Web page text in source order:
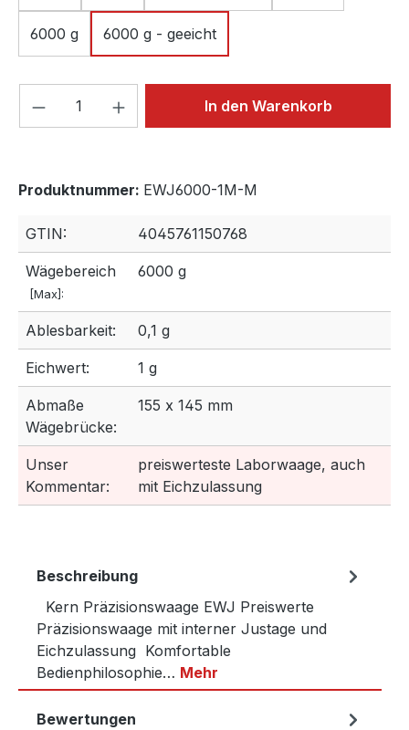
6000 g 6000 g - geeicht
Produkt Anzahl: Gib denIn den Warenkorb
Produktnummer: EWJ6000-1M-M
GTIN: 4045761150768
Wägebereich
[Max]:
6000 g
Ablesbarkeit: 0,1 g
Eichwert: 1 g
Abmaße
Wägebrücke:
155 x 145 mm
Unser
Kommentar:
preiswerteste Laborwaage, auch
mit Eichzulassung
Beschreibung
Kern Präzisionswaage EWJ Preiswerte
Präzisionswaage mit interner Justage und
Eichzulassung Komfortable
Bedienphilosophie… Mehr
Bewertungen